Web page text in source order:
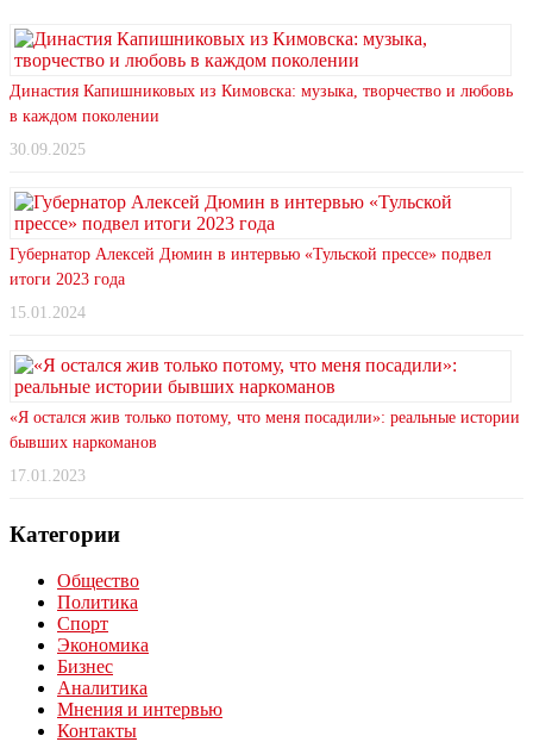
Династия Капишниковых из Кимовска: музыка, творчество и любовь
в каждом поколении
30.09.2025
Губернатор Алексей Дюмин в интервью «Тульской прессе» подвел
итоги 2023 года
15.01.2024
«Я остался жив только потому, что меня посадили»: реальные истории
бывших наркоманов
17.01.2023
Категории
Общество
Политика
Спорт
Экономика
Бизнес
Аналитика
Мнения и интервью
Контакты